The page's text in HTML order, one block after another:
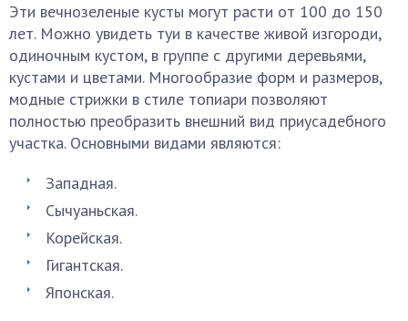
Эти вечнозеленые кусты могут расти от 100 до 150
лет. Можно увидеть туи в качестве живой изгороди,
одиночным кустом, в группе с другими деревьями,
кустами и цветами. Многообразие форм и размеров,
модные стрижки в стиле топиари позволяют
полностью преобразить внешний вид приусадебного
участка. Основными видами являются:
Западная.
Сычуаньская.
Корейская.
Гигантская.
Японская.